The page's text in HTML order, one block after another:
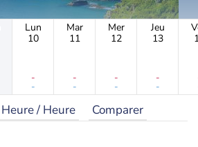
Lun
10
-
-
Mar
11
-
-
Mer
12
-
-
Jeu
13
-
-
Heure / Heure Comparer